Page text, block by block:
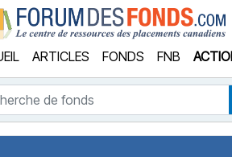
ARTICLES FONDS FNB
de fonds